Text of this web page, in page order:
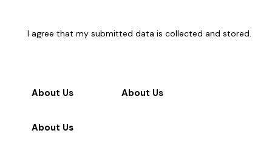
I agree that my submitted data iscollected and stored.
About Us About Us
About Us